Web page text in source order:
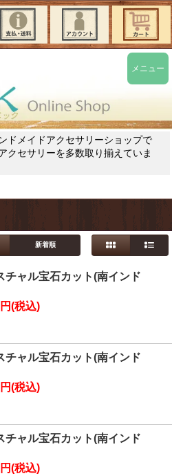
ドメイドアクセサリーショップで
クセサリーを多数取り揃えていま
新着順
チャル宝石カット(南インド
(税込)
チャル宝石カット(南インド
(税込)
チャル宝石カット(南インド
(税込)
メニュー